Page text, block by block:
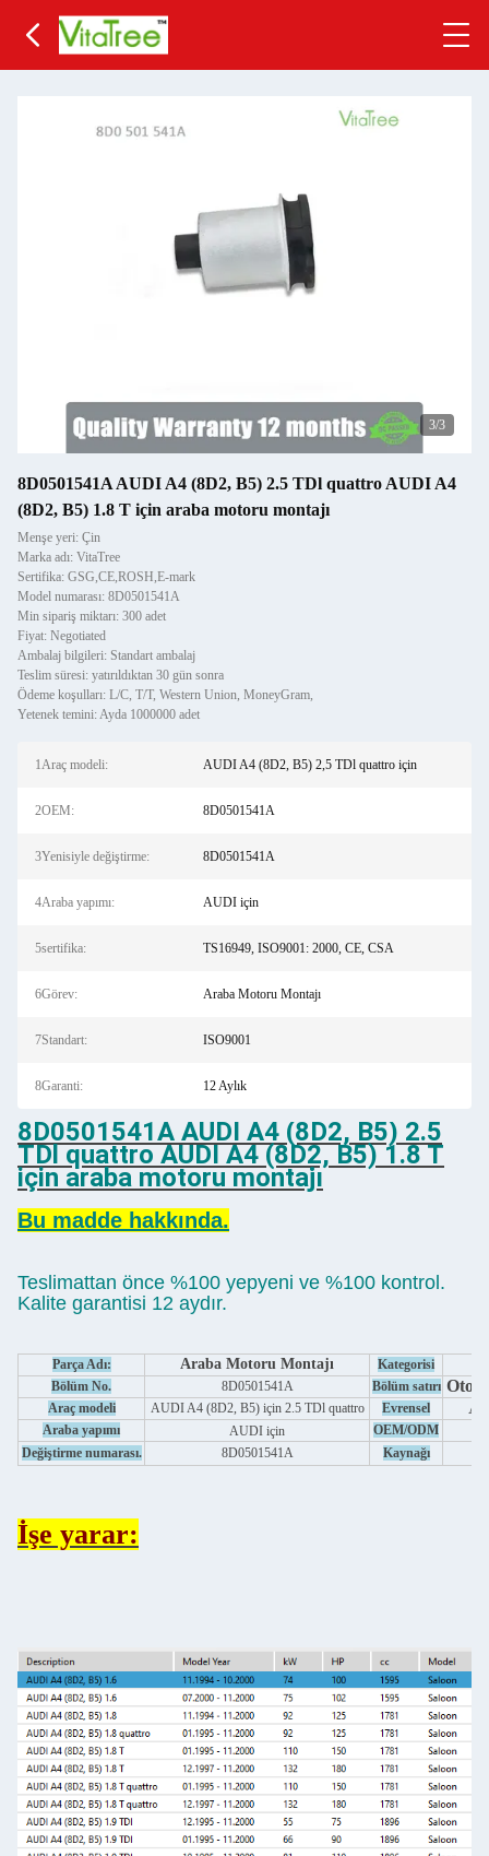
3/3
8D0501541A AUDI A4 (8D2, B5) 2.5 TDl quattro AUDI A4
(8D2, B5) 1.8 T için araba motoru montajı
Menşe yeri: Çin
Marka adı: VitaTree
Sertifika: GSG,CE,ROSH,E-mark
Model numarası: 8D0501541A
Min sipariş miktarı: 300 adet
Fiyat: Negotiated
Ambalaj bilgileri: Standart ambalaj
Teslim süresi: yatırıldıktan 30 gün sonra
Ödeme koşulları: L/C, T/T, Western Union, MoneyGram,
Yetenek temini: Ayda 1000000 adet
1Araç modeli: AUDI A4 (8D2, B5) 2,5 TDl quattro için
2OEM: 8D0501541A
3Yenisiyle değiştirme: 8D0501541A
4Araba yapımı: AUDI için
5sertifika: TS16949, ISO9001: 2000, CE, CSA
6Görev: Araba Motoru Montajı
7Standart: ISO9001
8Garanti: 12 Aylık
8D0501541A AUDI A4 (8D2, B5) 2.5
TDl quattro AUDI A4 (8D2, B5) 1.8 T
için araba motoru montajı
Bu madde hakkında.
Teslimattan önce %100 yepyeni ve %100 kontrol.
Kalite garantisi 12 aydır.
Parça Adı: Araba Motoru Montajı
Kategorisi
Bölüm No.
8D0501541A Bölüm satırı
Araç modeli AUDI A4 (8D2, B5) için 2.5 TDl quattro Evrensel
Araba yapımı AUDI için
OEM/ODM
Değiştirme numarası.
8D0501541A Kaynağı
İşe yarar: